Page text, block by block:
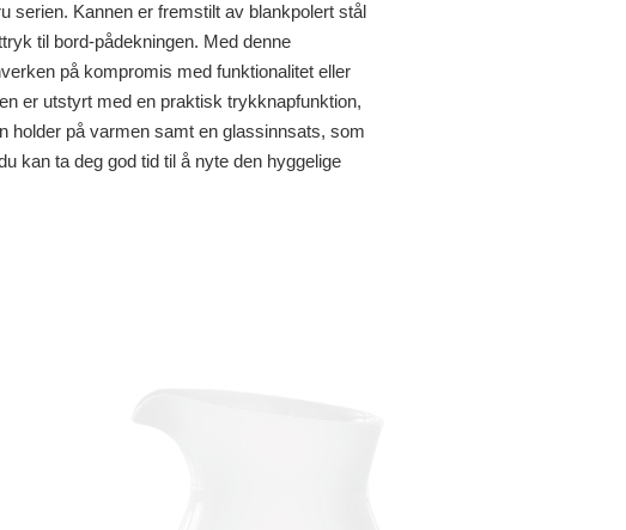
serien. Kannen er fremstilt av blankpolert stål
til bord-pådekningen. Med denne
på kompromis med funktionalitet eller
er utstyrt med en praktisk trykknapfunktion,
holder på varmen samt en glassinnsats, som
kan ta deg god tid til å nyte den hyggelige